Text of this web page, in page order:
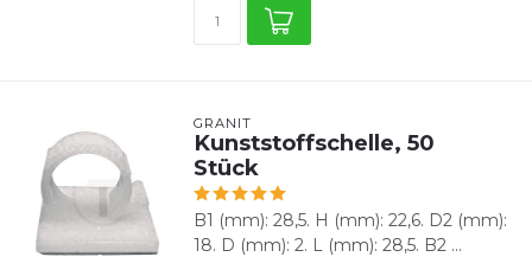
GRANIT
Kunststoffschelle, 50
Stück
B1 (mm): 28,5. H (mm): 22,6. D2 (mm):
18. D (mm): 2. L (mm): 28,5. B2 ...